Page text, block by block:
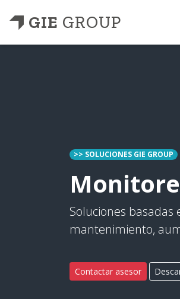
GIE GROUP
>> SOLUCIONES GIE GROUP
Soluciones
mantenimiento,
Contactar asesor